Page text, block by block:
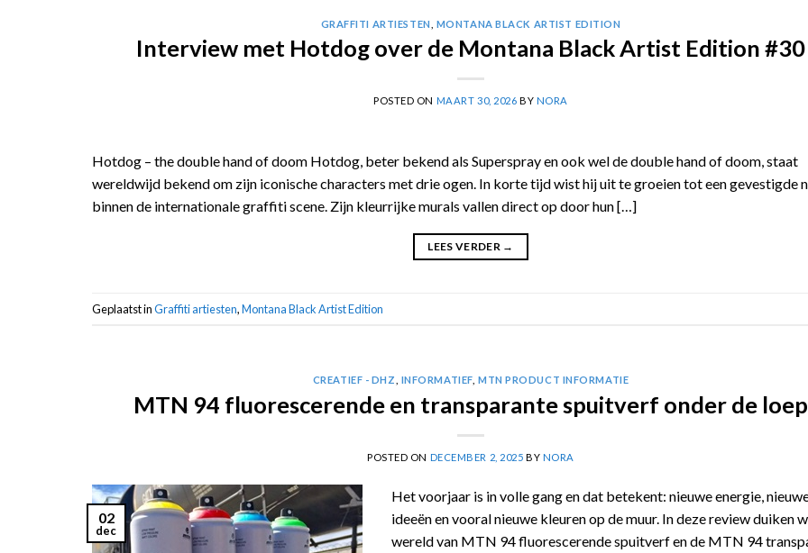
GRAFFITI ARTIESTEN MONTANA BLACK ARTIST EDITION
Interview met Hotdog over de Montana Black Artist Edition #30
POSTED ON MAART 30, 2026 BY NORA
Hotdog – the double hand of doom Hotdog, beter bekend als Superspray en ook wel de double hand of doom, staat
wereldwijd bekend om zijn iconische characters met drie ogen. In korte tijd wist hij uit te groeien tot een gevestigde
binnen de internationale graffiti scene. Zijn kleurrijke murals vallen direct op door hun […]
LEES VERDER →
Geplaatst inGraffiti artiesten,Montana Black Artist Edition
CREATIEF - DHZ INFORMATIEF, MTN PRODUCT INFORMATIE
MTN 94 fluorescerende en transparante spuitverf onder de loep
POSTED ON DECEMBER 2, 2025 BY NORA
02
dec
Het voorjaar is in volle gang en dat betekent: nieuwe energie,
ideeën en vooral nieuwe kleuren op de muur. In deze review duiken
wereld van MTN 94 fluorescerende spuitverf en de MTN 94